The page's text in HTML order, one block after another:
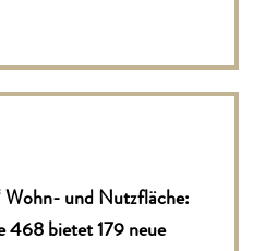
und Nutzfläche:
468 bietet 179 neue